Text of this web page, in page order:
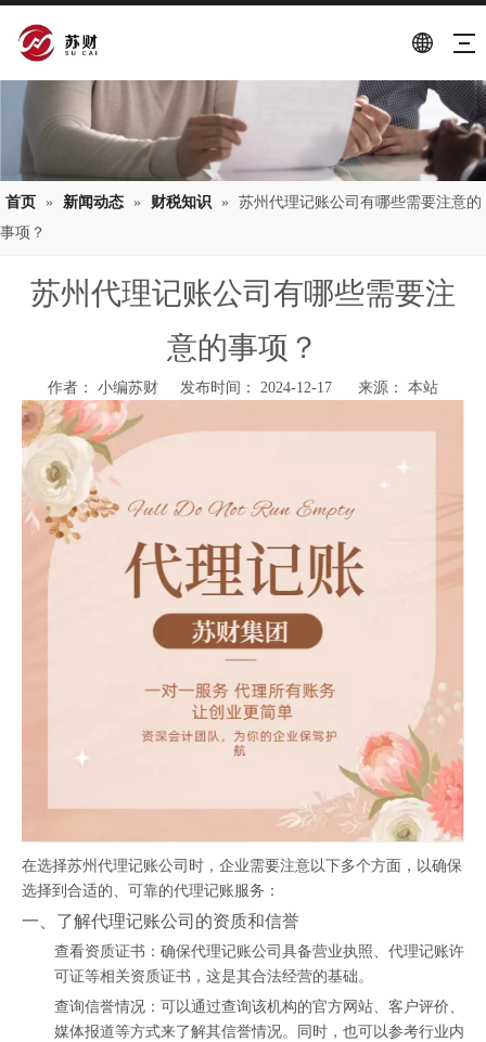
首页 » 新闻动态 » 财税知识 »
苏州代理记账公司有哪些需要注意的
事项？
苏州代理记账公司有哪些需要注
意的事项？
作者： 小编苏财 发布时间： 2024-12-17 来源： 本站
在选择苏州代理记账公司时，企业需要注意以下多个方面，以确保
选择到合适的、可靠的代理记账服务：
一、了解代理记账公司的资质和信誉
查看资质证书：确保代理记账公司具备营业执照、代理记账许
可证等相关资质证书，这是其合法经营的基础。
查询信誉情况：可以通过查询该机构的官方网站、客户评价、
媒体报道等方式来了解其信誉情况。同时，也可以参考行业内